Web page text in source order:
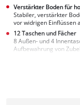
Verstärkter Boden für
Stabiler, verstärkter
vor widrigen Einflüssen
12 Taschen und Fächer
8 Außen- und 4
Aufbewahrung von